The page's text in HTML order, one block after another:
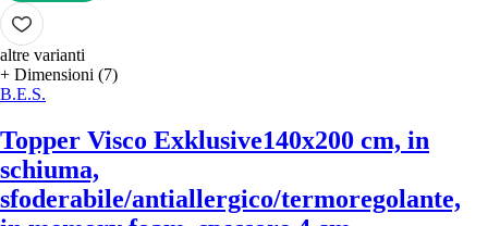
AGGIUNGI
altre varianti
+ Dimensioni (7)
B.E.S.
Topper Visco Exklusive140x200 cm, in
schiuma,
sfoderabile/antiallergico/termoregolante,